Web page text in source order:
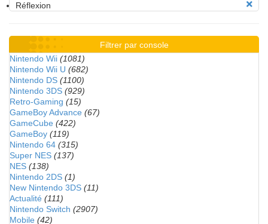
Réflexion
Filtrer par console
Nintendo Wii (1081)
Nintendo Wii U (682)
Nintendo DS (1100)
Nintendo 3DS (929)
Retro-Gaming (15)
GameBoy Advance (67)
GameCube (422)
GameBoy (119)
Nintendo 64 (315)
Super NES (137)
NES (138)
Nintendo 2DS (1)
New Nintendo 3DS (11)
Actualité (111)
Nintendo Switch (2907)
Mobile (42)